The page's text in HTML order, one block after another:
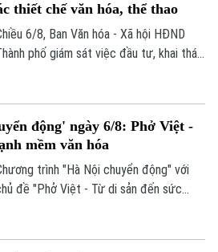
thiết chế văn hóa, thể thao
6/8, Ban Văn hóa - Xã hội HĐND
phố giám sát việc đầu tư, khai thác
động' ngày 6/8: Phở Việt -
mềm văn hóa
trình "Hà Nội chuyển động" với
đề "Phở Việt - Từ di sản đến sức